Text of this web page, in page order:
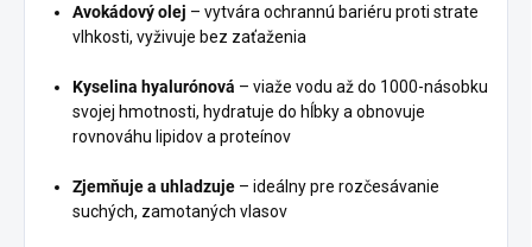
Avokádový olej – vytvára ochrannú bariéru proti strate
vlhkosti, vyživuje bez zaťaženia
Kyselina hyalurónová – viaže vodu až do 1000-násobku
svojej hmotnosti, hydratuje do hĺbky a obnovuje
rovnováhu lipidov a proteínov
Zjemňuje a uhladzuje – ideálny pre rozčesávanie
suchých, zamotaných vlasov